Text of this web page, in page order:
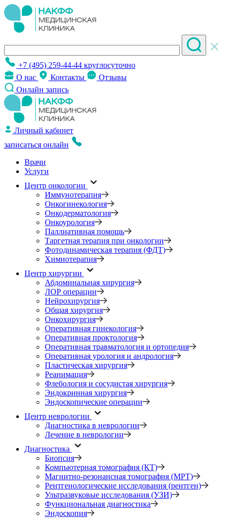
+7 (495) 259-44-44 круглосуточно
О нас
Контакты
Отзывы
Онлайн запись
Личный кабинет
записаться онлайн
Врачи
Услуги
Центр онкологии
Иммунотерапия
Онкогинекология
Онкодерматология
Онкоурология
Паллиативная помощь
Таргетная терапия при онкологии
Фотодинамическая терапия (ФДТ)
Химиотерапия
Центр хирургии
Абдоминальная хирургия
ЛОР операции
Нейрохирургия
Общая хирургия
Онкохирургия
Оперативная гинекология
Оперативная проктология
Оперативная травматология и ортопедия
Оперативная урология и андрология
Пластическая хирургия
Реанимация
Флебология и сосудистая хирургия
Эндокринная хирургия
Эндоскопические операции
Центр неврологии
Диагностика в неврологии
Лечение в неврологии
Диагностика
Биопсия
Компьютерная томография (КТ)
Магнитно-резонансная томография (МРТ)
Рентгенологические исследования (рентген)
Ультразвуковые исследования (УЗИ)
Функциональная диагностика
Эндоскопия